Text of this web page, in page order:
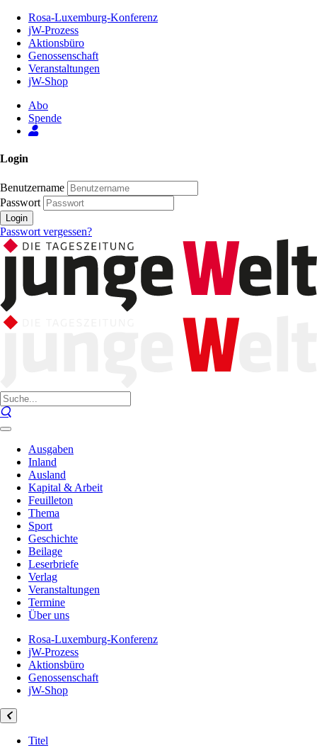
Inhalt
Seite
Rosa-Luxemburg-Konferenz
jW-Prozess
Aktionsbüro
Genossenschaft
Veranstaltungen
jW-Shop
Abo
Spende
Login
Benutzername
Passwort
Login
Passwort vergessen?
Ausgaben
Inland
Ausland
Kapital & Arbeit
Feuilleton
Thema
Sport
Geschichte
Beilage
Leserbriefe
Verlag
Veranstaltungen
Termine
Über uns
Rosa-Luxemburg-Konferenz
jW-Prozess
Aktionsbüro
Genossenschaft
jW-Shop
Titel